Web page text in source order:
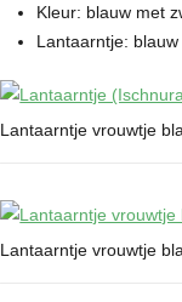
Kleur: blauw met
Lantaarntje: blauw
Lantaarntje vrouwtje
Lantaarntje vrouwtje